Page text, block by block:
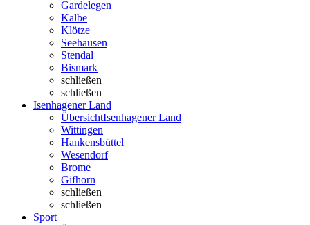
Gardelegen
Kalbe
Klötze
Seehausen
Stendal
Bismark
schließen
schließen
Isenhagener Land
ÜbersichtIsenhagener Land
Wittingen
Hankensbüttel
Wesendorf
Brome
Gifhorn
schließen
schließen
Sport